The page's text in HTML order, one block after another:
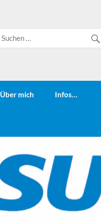
Über mich Infos…